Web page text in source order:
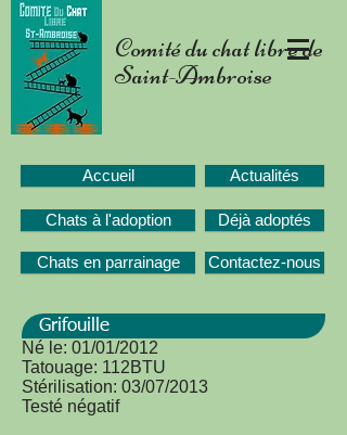
Comité du chat libre de
Saint-Ambroise
Accueil Actualités
Chats à l'adoption
Chats en parrainage
Déjà adoptés
Contactez-nous
Grifouille
Né le: 01/01/2012
Tatouage: 112BTU
Stérilisation: 03/07/2013
Testé négatif